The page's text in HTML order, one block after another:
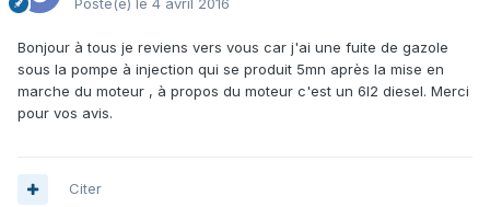
Posté(e) le 4 avril 2016
Bonjour à tous je reviens vers vous car j'ai une fuite de gazole
sous la pompe à injection qui se produit 5mn après la mise en
marche du moteur , à propos du moteur c'est un 6l2 diesel. Merci
pour vos avis.
Citer